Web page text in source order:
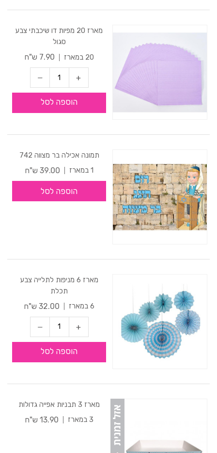
מארז 20 מפיות דו שיכבתי צבע
סגול
20 במארז
7.90 ש"ח
הוספה לסל
תמונה אכילה בר מצווה 742
1 במארז
39.00 ש"ח
הוספה לסל
מארז 6 מניפות לתלייה צבע
תכלת
6 במארז
32.00 ש"ח
הוספה לסל
מארז 3 תבניות אפייה גדולות
3 במארז
13.90 ש"ח